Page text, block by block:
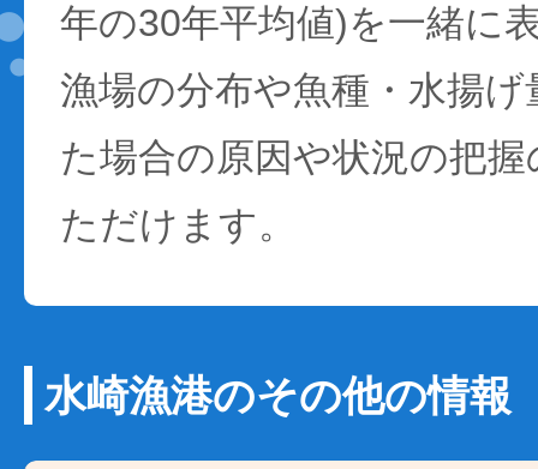
年の30年平均値)を一緒に
漁場の分布や魚種・水揚
た場合の原因や状況の把
ただけます。
水崎漁港のその他の情報